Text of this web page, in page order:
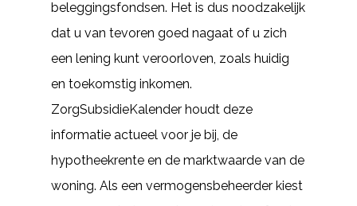
beleggingsfondsen. Het is dus noodzakelijk
dat u van tevoren goed nagaat of u zich
een lening kunt veroorloven, zoals huidig
en toekomstig inkomen.
ZorgSubsidieKalender houdt deze
informatie actueel voor je bij, de
hypotheekrente en de marktwaarde van de
woning. Als een vermogensbeheerder kiest